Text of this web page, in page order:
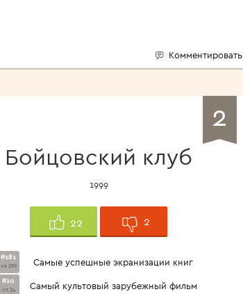
Комментировать
2
Бойцовский клуб
1999
22 2
#181
из 296 Самые успешные экранизации книг
#10
из 34 Самый культовый зарубежный фильм